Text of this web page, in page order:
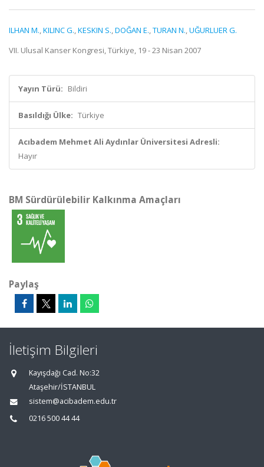
ILHAN M.,KILINC G.,KESKIN S.,DOĞAN E.,TURAN N.,UĞURLUER G.
VII. Ulusal Kanser Kongresi, Türkiye, 19 - 23 Nisan 2007
Yayın Türü: Bildiri
Basıldığı Ülke: Türkiye
Acıbadem Mehmet Ali Aydınlar Üniversitesi Adresli:
Hayır
BM Sürdürülebilir Kalkınma Amaçları
Paylaş
İletişim Bilgileri
Kayışdağı Cad. No:32
Ataşehir/İSTANBUL
sistem@acibadem.edu.tr
0216 500 44 44